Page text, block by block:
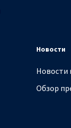
Новости
Новости
Обзор